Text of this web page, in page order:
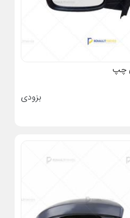
از هزینه‌های مجدد در آینده نیز
چپ
بزودی